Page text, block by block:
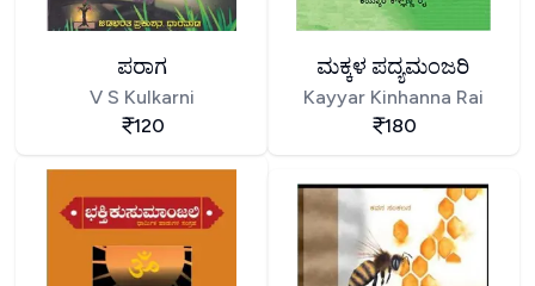
ಪರಾಗ
V S Kulkarni
120
ಮಕ್ಕಳ ಪದ್ಯಮಂಜರಿ
Kayyar Kinhanna Rai
180